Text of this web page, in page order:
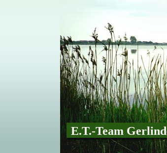
E.T.-Team